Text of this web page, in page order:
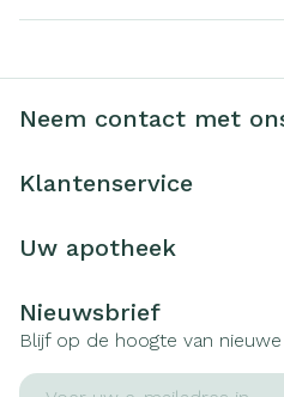
Neem contact met
Klantenservice
Uw apotheek
Nieuwsbrief
Blijf op de hoogte van
E-mail adres